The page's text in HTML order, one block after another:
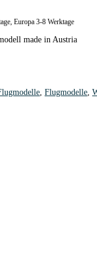
Europa 3-8 Werktage
made in Austria
Flugmodelle